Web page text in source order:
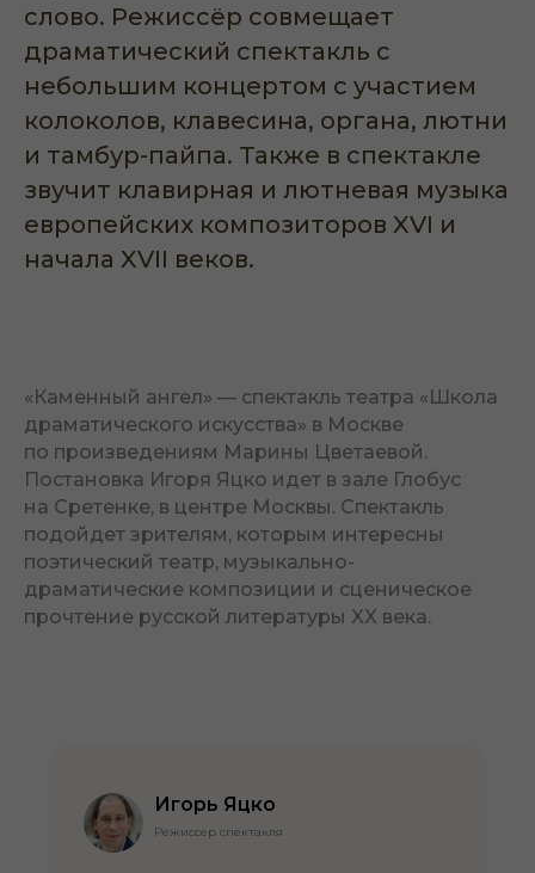
слово. Режиссёр совмещает
драматический спектакль с
небольшим концертом с участием
колоколов, клавесина, органа, лютни
и тамбур-пайпа. Также в спектакле
звучит клавирная и лютневая музыка
европейских композиторов XVI и
начала XVII веков.
«Каменный ангел» — спектакль театра «Школа
драматического искусства» в Москве
по произведениям Марины Цветаевой.
Постановка Игоря Яцко идет в зале Глобус
на Сретенке, в центре Москвы. Спектакль
подойдет зрителям, которым интересны
поэтический театр, музыкально-
драматические композиции и сценическое
прочтение русской литературы XX века.
Игорь Яцко
Режиссер спектакля